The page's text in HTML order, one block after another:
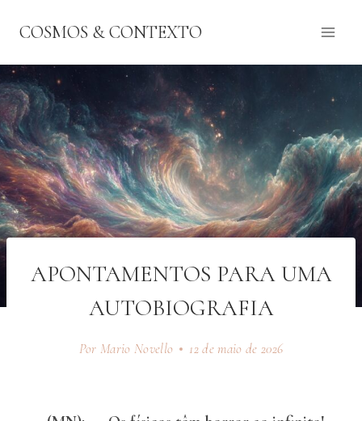
para
Conteúdo
COSMOS & CONTEXTO
APONTAMENTOS PARA UMA
AUTOBIOGRAFIA
Por Mario Novello 12 de maio de 2026